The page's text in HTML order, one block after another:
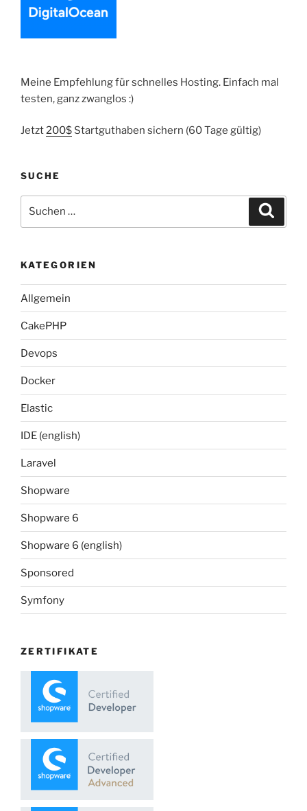
Meine Empfehlung für schnelles Hosting. Einfach mal
testen, ganz zwanglos :)
Jetzt200$ Startguthaben sichern (60 Tage gültig)
SUCHE
nach:
KATEGORIEN
Allgemein
CakePHP
Devops
Docker
Elastic
IDE (english)
Laravel
Shopware
Shopware 6
Shopware 6 (english)
Sponsored
Symfony
ZERTIFIKATE